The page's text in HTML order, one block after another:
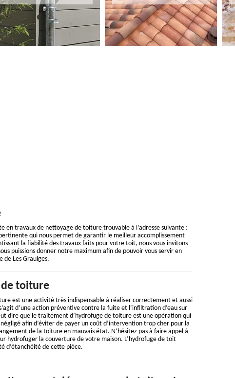
en travaux de nettoyage de toiture trouvable à l’adresse suivante :
qui nous permet de garantir le meilleur accomplissement
la fiabilité des travaux faits pour votre toit, nous vous invitons
puissions donner notre maximum afin de pouvoir vous servir en
de Les Graulges.
toiture
est une activité très indispensable à réaliser correctement et aussi
d’une action préventive contre la fuite et l’infiltration d’eau sur
dire que le traitement d’hydrofuge de toiture est une opération qui
afin d’éviter de payer un coût d’intervention trop cher pour la
de la toiture en mauvais état. N’hésitez pas à faire appel à
hydrofuger la couverture de votre maison. L’hydrofuge de toit
d’étanchéité de cette pièce.